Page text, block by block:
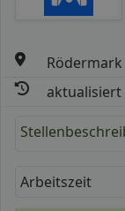
Rödermark
aktualisiert
Arbeitszeit